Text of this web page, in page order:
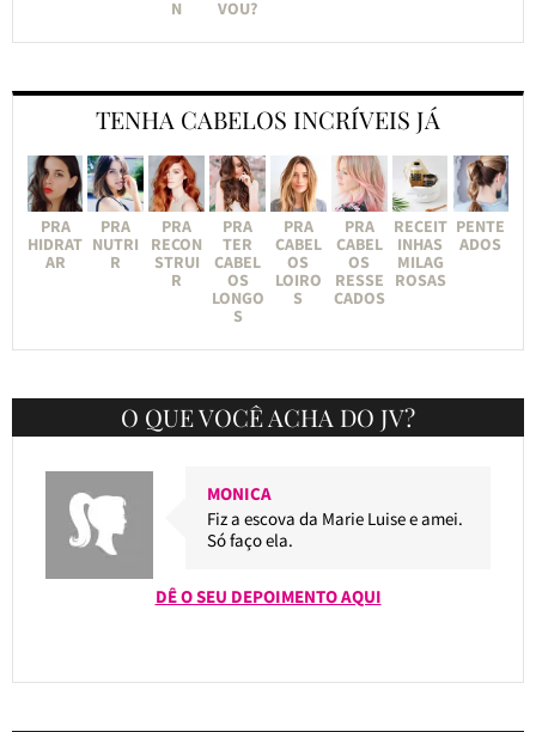
N
VOU?
TENHA CABELOS INCRÍVEIS JÁ
PRA
HIDRAT
AR
PRA
NUTRI
R
PRA
RECON
STRUI
R
PRA
TER
CABEL
OS
LONGO
S
PRA
CABEL
OS
LOIRO
S
PRA
CABEL
OS
RESSE
CADOS
RECEIT
INHAS
MILAG
ROSAS
PENTE
ADOS
O QUE VOCÊ ACHA DO JV?
MONICA
Fiz a escova da Marie Luise e amei.
Só faço ela.
DÊ O SEU DEPOIMENTO AQUI